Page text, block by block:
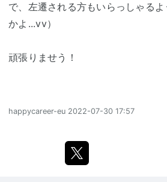
で、左遷される方もいらっしゃる
かよ...vv）
頑張りませう！
happycareer-eu 2022-07-30 17:57